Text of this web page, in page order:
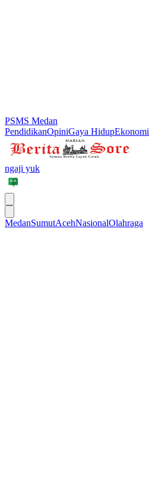
PSMS Medan
PendidikanOpiniGaya HidupEkonomi
ngaji yuk
MedanSumutAcehNasionalOlahraga